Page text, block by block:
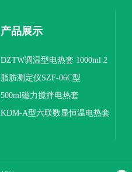
产品展示
DZTW调温型电热套 1000ml 2
联
脂肪测定仪SZF-06C型
500ml磁力搅拌电热套
KDM-A型六联数显恒温电热套